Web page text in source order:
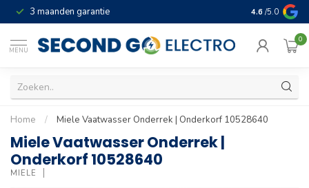
3 maanden garantie Geld terug
4.6 /5.0
MENU
0
Home / Miele Vaatwasser Onderrek | Onderkorf 10528640
Miele Vaatwasser Onderrek |
Onderkorf 10528640
MIELE